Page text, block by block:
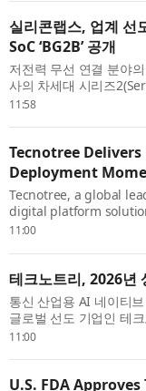
실리콘랩스, 업계 선
SoC ‘BG2B’ 공개
저전력 무선 연결 분야
사의 차세대 시리즈
발표했다. BG2B는 업
11:58
Tecnotree
Deployment
Tecnotree, a global
digital platform
financial results for
11:00
테크노트리, 2026년
통신 산업용 AI 네이티
글로벌 선도 기업인 테
적을 발표했다. 테크노
11:00
U.S. FDA